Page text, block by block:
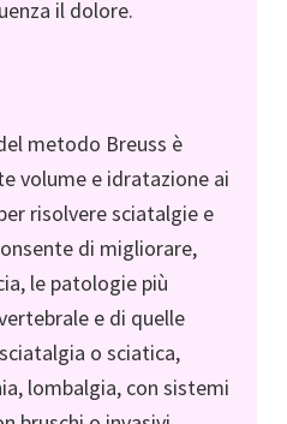
il dolore.
metodo Breuss è
volume e idratazione ai
risolvere sciatalgie e
di migliorare,
le patologie più
e di quelle
o sciatica,
lombalgia, con sistemi